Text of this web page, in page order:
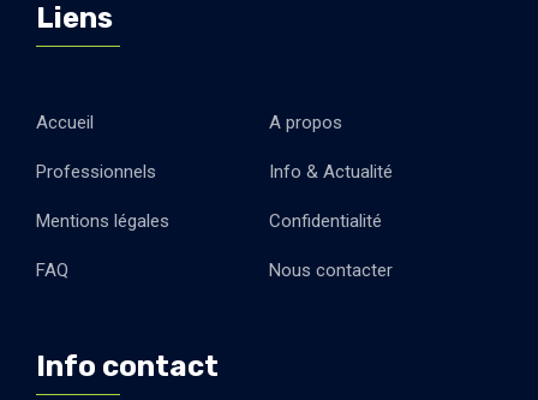
Liens
Accueil A propos
Professionnels Info & Actualité
Mentions légales Confidentialité
FAQ Nous contacter
Info contact